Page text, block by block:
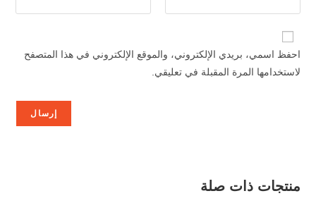
احفظ اسمي، بريدي الإلكتروني، والموقع الإلكتروني في هذا المتصفح
لاستخدامها المرة المقبلة في تعليقي.
منتجات ذات صلة